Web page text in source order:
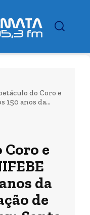
do Coro e
150 anos da...
e
da
de